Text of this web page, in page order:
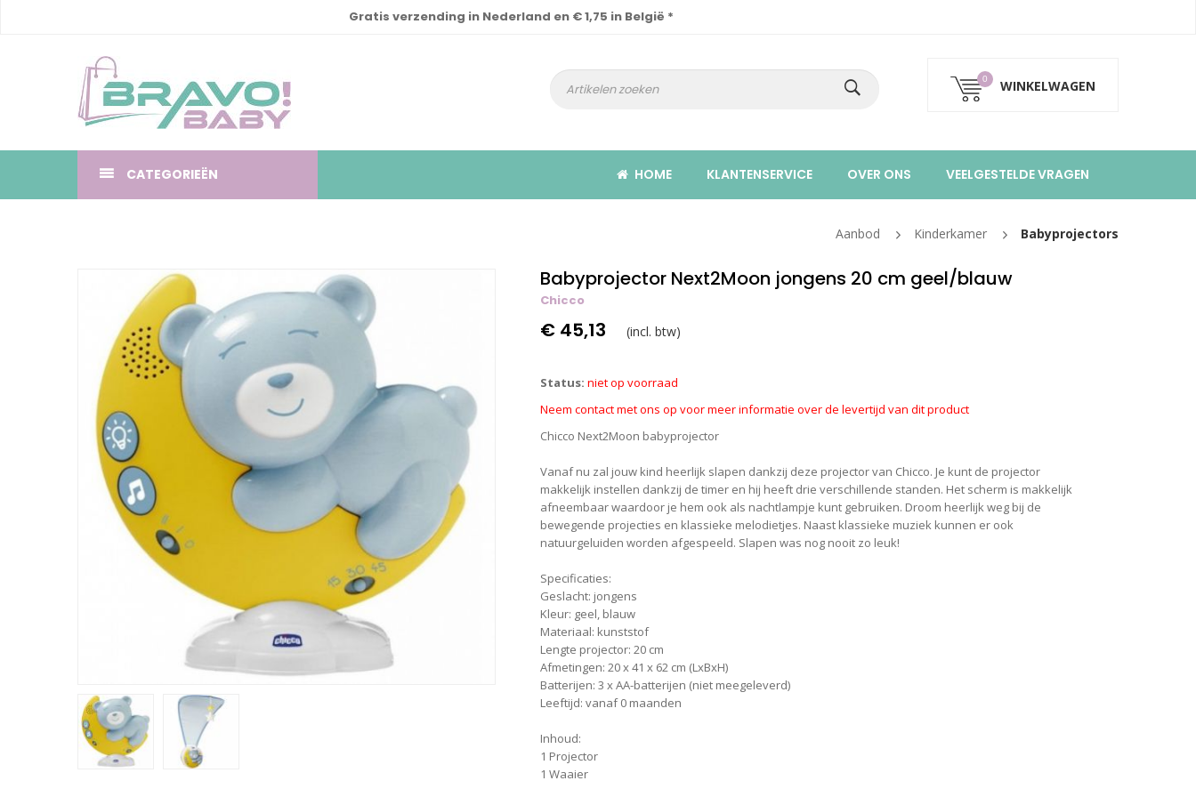
Gratis verzending in Nederland en € 1,75 in België *
0 WINKELWAGEN
CATEGORIEËN HOME KLANTENSERVICE OVER ONS VEELGESTELDE VRAGEN
Aanbod Kinderkamer Babyprojectors
Babyprojector Next2Moon jongens 20 cm geel/blauw
Chicco
€ 45,13 (incl. btw)
Status: niet op voorraad
Neem contact met ons op voor meer informatie over de levertijd van dit product
Chicco Next2Moon babyprojector
Vanaf nu zal jouw kind heerlijk slapen dankzij deze projector van Chicco. Je kunt de projector
makkelijk instellen dankzij de timer en hij heeft drie verschillende standen. Het scherm is makkelijk
afneembaar waardoor je hem ook als nachtlampje kunt gebruiken. Droom heerlijk weg bij de
bewegende projecties en klassieke melodietjes. Naast klassieke muziek kunnen er ook
natuurgeluiden worden afgespeeld. Slapen was nog nooit zo leuk!
Specificaties:
Geslacht: jongens
Kleur: geel, blauw
Materiaal: kunststof
Lengte projector: 20 cm
Afmetingen: 20 x 41 x 62 cm (LxBxH)
Batterijen: 3 x AA-batterijen (niet meegeleverd)
Leeftijd: vanaf 0 maanden
Inhoud:
1 Projector
1 Waaier